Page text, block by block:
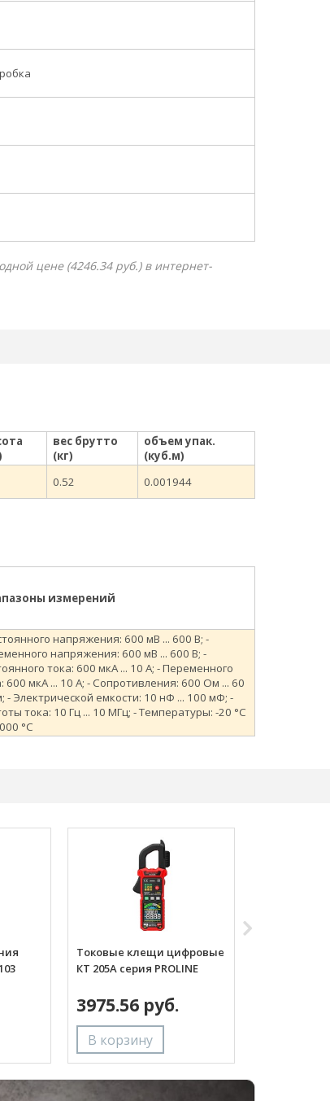
цене (4246.34 руб.) в интернет-
вес брутто
(кг)
объем упак.
(куб.м)
0.52 0.001944
измерений
напряжения: 600 мВ ... 600 В; -
напряжения: 600 мВ ... 600 В; -
тока: 600 мкА ... 10 А; - Переменного
600 мкА ... 10 А; - Сопротивления: 600 Ом ... 60
Электрической емкости: 10 нФ ... 100 мФ; -
тока: 10 Гц ... 10 МГц; - Температуры: -20 °С
°С
Токовые клещи цифровые
КТ 205А серия PROLINE
3975.56 руб.